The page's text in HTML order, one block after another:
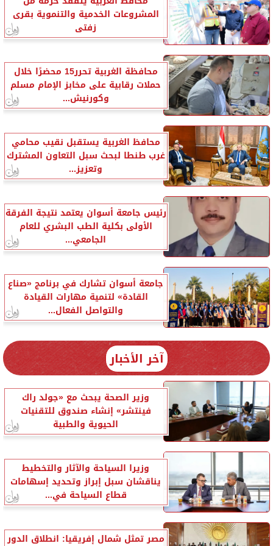
المشروعات الخدمية والتنموية بقرى
زفتى
محافظة الغربية تحرر15 محضرًا خلال
حملات رقابية على مخابز الإمام مسلم
وكورنيش...
محافظ الغربية يستقبل نقيب محامي
غرب طنطا لبحث سبل التعاون المشترك
وتعزيز...
رئيس جامعة أسوان يعتمد نتيجة الفرقة
الأولى بكلية الطب البشري للعام
الجامعي...
جامعة أسوان تشارك في برنامج «صناع
القادة» لتنمية مهارات القيادة
والتواصل الفعال...
آخر الأخبار
وزير الصحة يبحث مع «جولد راك
فينتشر» إنشاء صندوق للتقنيات
الحيوية والطبية
وزيرا السياحة والآثار والتخطيط
يناقشان سبل إبراز وتحديد إسهامات
قطاع السياحة في...
مصر تمثل شمال إفريقيا: انطلاق الدور